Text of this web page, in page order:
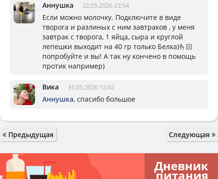
Аннушка 22.05.2026 23:54
Если можно молочку. Подключите в виде
творога и разлиных с ним завтраков , у меня
завтрак с творога, 1 яйца, сыра и круглой
лепешки выходит на 40 гр только Белка)🫰🏻
попробуйте и вы! А так ну кончено в помощь
протик например)
Вика 31.05.2026 12:42
Аннушка, спасибо большое
Предыдущая Следующая
Дневник
питания